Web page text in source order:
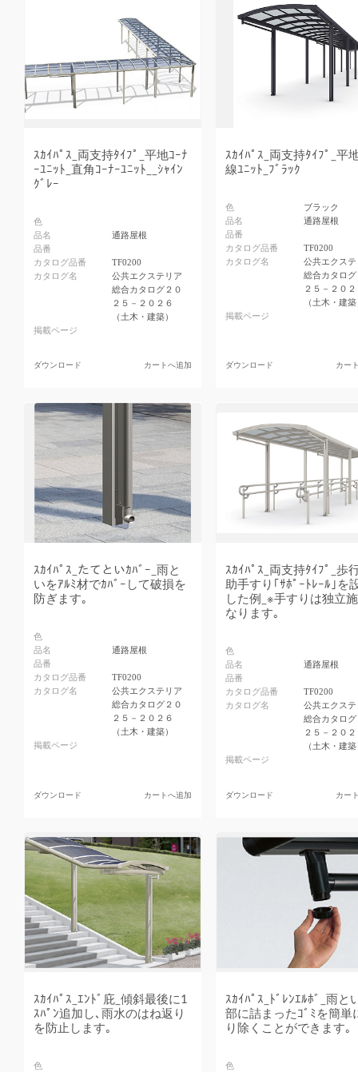
ｽｶｲﾊﾟｽ_両支持ﾀｲﾌﾟ_平地ｺｰﾅ
ｰﾕﾆｯﾄ_直角ｺｰﾅｰﾕﾆｯﾄ__ｼｬｲﾝ
ｸﾞﾚｰ
色
品名
通路屋根
品番
カタログ品番
TF0200
カタログ名
公共エクステリア
総合カタログ２０
２５－２０２６
（土木・建築）
掲載ページ
ダウンロード カートへ追加
ｽｶｲﾊﾟｽ_両支持ﾀｲﾌﾟ_平
線ﾕﾆｯﾄ_ﾌﾞﾗｯｸ
色
ブラック
品名
通路屋根
品番
カタログ品番
TF0200
カタログ名
公共エクス
総合カタロ
２５－２０
（土木・建
掲載ページ
ダウンロード カー
ｽｶｲﾊﾟｽ_たてといｶﾊﾞｰ_雨と
いをｱﾙﾐ材でｶﾊﾞｰして破損を
防ぎます｡
色
品名
通路屋根
品番
カタログ品番
TF0200
カタログ名
公共エクステリア
総合カタログ２０
２５－２０２６
（土木・建築）
掲載ページ
ダウンロード カートへ追加
ｽｶｲﾊﾟｽ_両支持ﾀｲﾌﾟ_歩
助手すり｢ｻﾎﾟｰﾄﾚｰﾙ｣を
した例_※手すりは独立
なります｡
色
品名
通路屋根
品番
カタログ品番
TF0200
カタログ名
公共エクス
総合カタロ
２５－２０
（土木・建
掲載ページ
ダウンロード カー
ｽｶｲﾊﾟｽ_ｴﾝﾄﾞ庇_傾斜最後に1
ｽﾊﾟﾝ追加し､雨水のはね返り
を防止します｡
色
ｽｶｲﾊﾟｽ_ﾄﾞﾚﾝｴﾙﾎﾞ_雨と
部に詰まったｺﾞﾐを簡単
り除くことができます｡
色